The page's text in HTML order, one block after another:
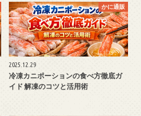
かに通販
2025.12.29
冷凍カニポーションの食べ方徹底ガ
イド 解凍のコツと活用術